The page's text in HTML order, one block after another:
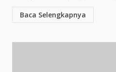
Baca Selengkapnya